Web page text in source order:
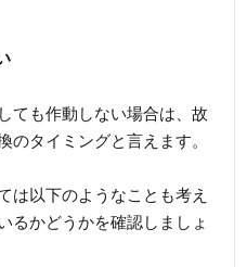
ても作動しない場合は、故
のタイミングと言えます。
は以下のようなことも考え
るかどうかを確認しましょ